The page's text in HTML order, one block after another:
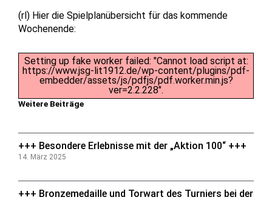
Weitere Beiträge
+++ Besondere Erlebnisse mit der „Aktion 100“ +++
14. März 2025
+++ Bronzemedaille und Torwart des Turniers bei der
(rl) Hier die Spielplanübersicht für das kommende
Wochenende:
Setting up fake worker failed: "Cannot load script at:
https://www.jsg-lit1912.de/wp-content/plugins/pdf-
embedder/assets/js/pdfjs/pdf.worker.min.js?
ver=2.2.228".